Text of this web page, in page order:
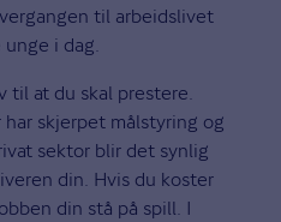
til arbeidslivet
i dag.
til at du skal prestere.
skjerpet målstyring og
sektor blir det synlig
din. Hvis du koster
din stå på spill. I